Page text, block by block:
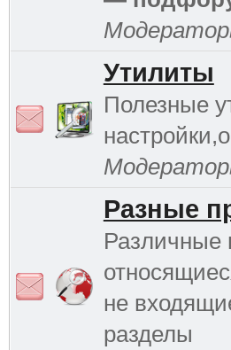
Утилиты
Полезные
Разные
Различные
не
разделы